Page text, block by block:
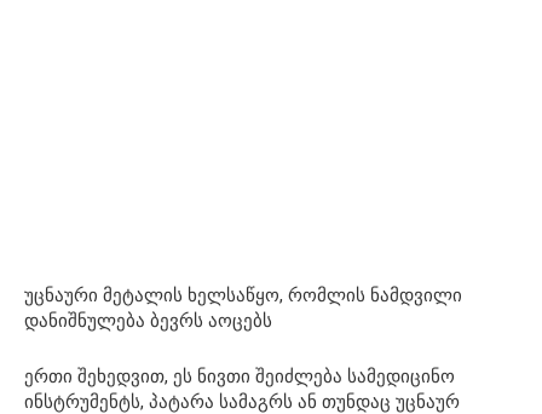
უცნაური მეტალის ხელსაწყო, რომლის ნამდვილი
დანიშნულება ბევრს აოცებს
ერთი შეხედვით, ეს ნივთი შეიძლება სამედიცინო
ინსტრუმენტს, პატარა სამაგრს ან თუნდაც უცნაურ